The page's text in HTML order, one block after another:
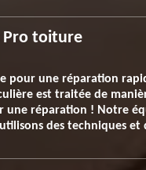
Pro toiture
pour une réparation
est traitée de
réparation ! Notre
des techniques et